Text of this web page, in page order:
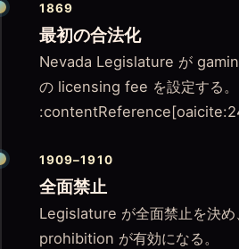
1869
最初の合法化
Nevada Legislature が
の licensing fee を設定する。
1909–1910
全面禁止
Legislature が全面禁止を決め
prohibition が有効になる。